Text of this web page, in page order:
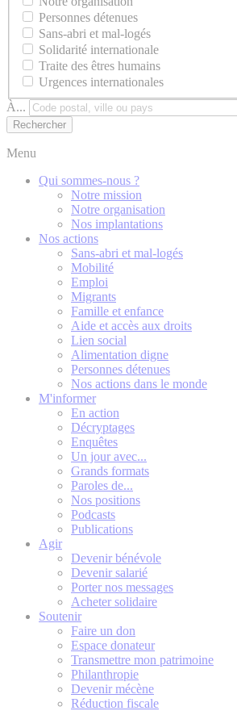
Personnes détenues
Sans-abri et mal-logés
Solidarité internationale
Traite des êtres humains
Urgences internationales
À...
Menu
Qui sommes-nous ?
Notre mission
Notre organisation
Nos implantations
Nos actions
Sans-abri et mal-logés
Mobilité
Emploi
Migrants
Famille et enfance
Aide et accès aux droits
Lien social
Alimentation digne
Personnes détenues
Nos actions dans le monde
M'informer
En action
Décryptages
Enquêtes
Un jour avec...
Grands formats
Paroles de...
Nos positions
Podcasts
Publications
Agir
Devenir bénévole
Devenir salarié
Porter nos messages
Acheter solidaire
Soutenir
Faire un don
Espace donateur
Transmettre mon patrimoine
Philanthropie
Devenir mécène
Réduction fiscale